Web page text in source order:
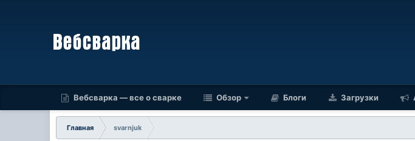
Вебсварка — все о сварке Обзор Блоги Загрузки
Главная
svarnjuk